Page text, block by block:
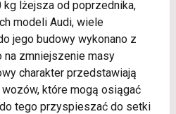
kg lżejsza od poprzednika,
modeli Audi, wiele
jego budowy wykonano z
na zmniejszenie masy
charakter przedstawiają
które mogą osiągać
tego przyspieszać do setki